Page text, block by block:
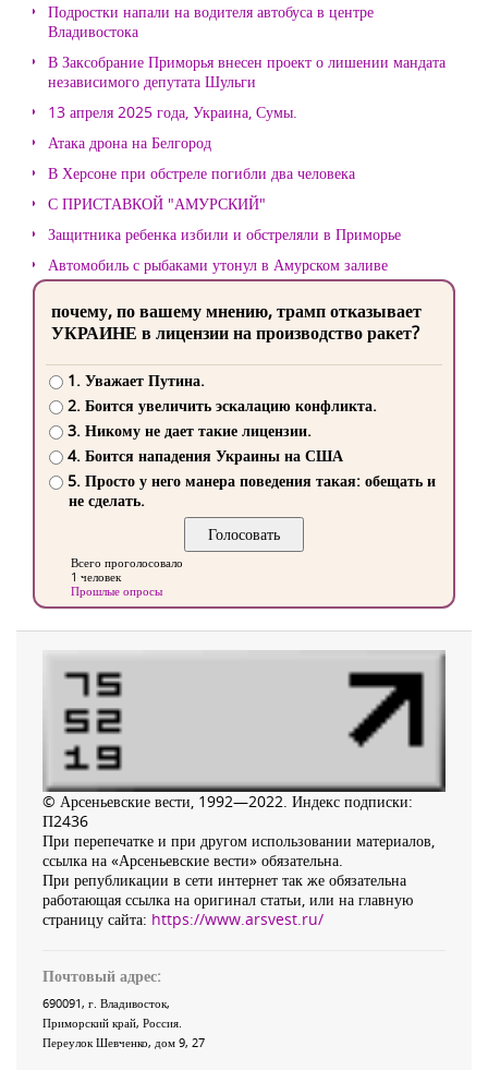
Подростки напали на водителя автобуса в центре
Владивостока
В Заксобрание Приморья внесен проект о лишении мандата
независимого депутата Шульги
13 апреля 2025 года, Украина, Сумы.
Атака дрона на Белгород
В Херсоне при обстреле погибли два человека
С ПРИСТАВКОЙ "АМУРСКИЙ"
Защитника ребенка избили и обстреляли в Приморье
Автомобиль с рыбаками утонул в Амурском заливе
почему, по вашему мнению, трамп отказывает
УКРАИНЕ в лицензии на производство ракет?
1. Уважает Путина.
2. Боится увеличить эскалацию конфликта.
3. Никому не дает такие лицензии.
4. Боится нападения Украины на США
5. Просто у него манера поведения такая: обещать и
не сделать.
Всего проголосовало
1 человек
Прошлые опросы
© Арсеньевские вести, 1992—2022. Индекс подписки:
П2436
При перепечатке и при другом использовании материалов,
ссылка на «Арсеньевские вести» обязательна.
При републикации в сети интернет так же обязательна
работающая ссылка на оригинал статьи, или на главную
страницу сайта: https://www.arsvest.ru/
Почтовый адрес:
690091, г. Владивосток,
Приморский край, Россия.
Переулок Шевченко, дом 9, 27